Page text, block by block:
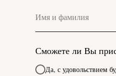
Сможете ли Вы
Да, с удовольствием